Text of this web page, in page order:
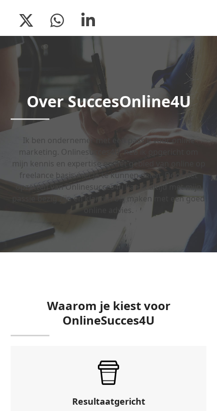
TwitterWhatsapp
LinkedIn
Over SuccesOnline4U
Ik ben ondernemer met een passie voor online
marketing. Onlinesucces4U heb ik opgericht om
mijn kennis en expertise op het gebied van online op
freelance basis met je te kunnen delen. Door het
opzetten van Onlinesucces4u kan ik altijd met mijn
passie bezig zijn en klanten blij maken met een goed
online advies.
Waarom je kiest voor
OnlineSucces4U
Resultaatgericht